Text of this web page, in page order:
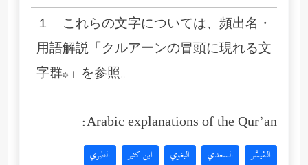
１ これらの文字については、頻出名・
用語解説「クルアーンの冒頭に現れる文
字群*」を参照。
Arabic explanations of the Qur’an:
المُيسَّر السعدي البغوي ابن كثير الطبري